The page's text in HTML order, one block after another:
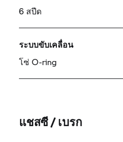
6 สปีด
ระบบขับเคลื่อน
โซ่ O-ring
แชสซี / เบรก